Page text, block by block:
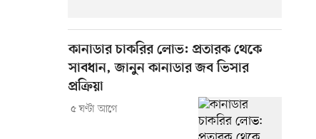
কানাডার চাকরির লোভ: প্রতারক থেকে
সাবধান, জানুন কানাডার জব ভিসার
প্রক্রিয়া
৫ ঘণ্টা আগে